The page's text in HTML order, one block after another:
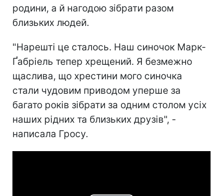
родини, а й нагодою зібрати разом
близьких людей.
"Нарешті це сталось. Наш синочок Марк-
Ґабріель тепер хрещений. Я безмежно
щаслива, що хрестини мого синочка
стали чудовим приводом уперше за
багато років зібрати за одним столом усіх
наших рідних та близьких друзів", -
написала Гросу.